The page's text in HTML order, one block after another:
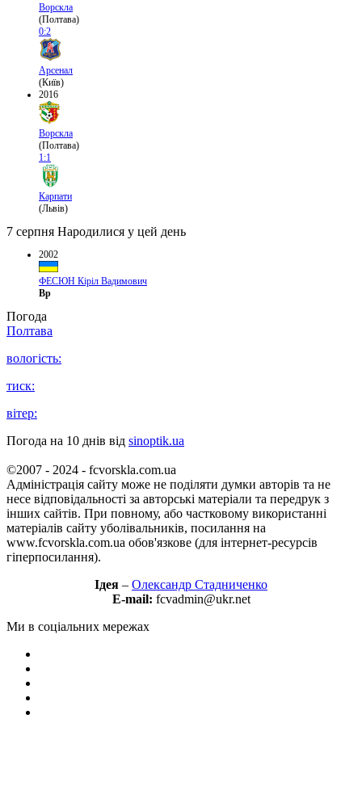
Ворскла
(Полтава)
0:2
Арсенал
(Київ)
2016
Ворскла
(Полтава)
1:1
Карпати
(Львів)
7 серпня Народилися у цей день
2002
ФЕСЮН Кіріл Вадимович
Вр
Погода
Полтава
вологість:
тиск:
вітер:
Погода на 10 днів від sinoptik.ua
©2007 - 2024 - fcvorskla.com.ua
Адміністрація сайту може не поділяти думки авторів та не
несе відповідальності за авторські матеріали та передрук з
інших сайтів. При повному, або частковому використанні
матеріалів сайту уболівальників, посилання на
www.fcvorskla.com.ua обов'язкове (для інтернет-ресурсів
гіперпосилання).
Ідея – Олександр Стадниченко
E-mail: fcvadmin@ukr.net
Ми в соціальних мережах